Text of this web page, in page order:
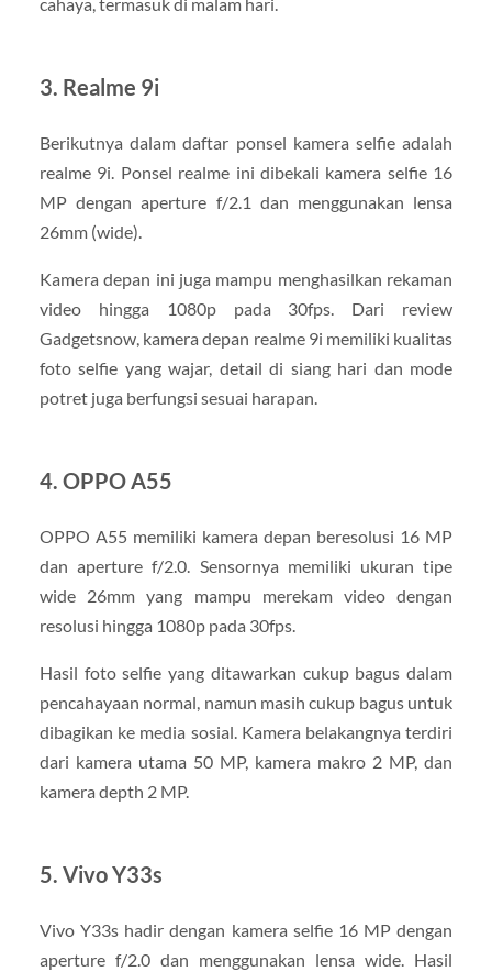
3. Realme 9i
Berikutnya dalam daftar ponsel kamera selfie adalah
realme 9i. Ponsel realme ini dibekali kamera selfie 16
MP dengan aperture f/2.1 dan menggunakan lensa
26mm (wide).
Kamera depan ini juga mampu menghasilkan rekaman
video hingga 1080p pada 30fps. Dari review
Gadgetsnow, kamera depan realme 9i memiliki kualitas
foto selfie yang wajar, detail di siang hari dan mode
potret juga berfungsi sesuai harapan.
4. OPPO A55
OPPO A55 memiliki kamera depan beresolusi 16 MP
dan aperture f/2.0. Sensornya memiliki ukuran tipe
wide 26mm yang mampu merekam video dengan
resolusi hingga 1080p pada 30fps.
Hasil foto selfie yang ditawarkan cukup bagus dalam
pencahayaan normal, namun masih cukup bagus untuk
dibagikan ke media sosial. Kamera belakangnya terdiri
dari kamera utama 50 MP, kamera makro 2 MP, dan
kamera depth 2 MP.
5. Vivo Y33s
Vivo Y33s hadir dengan kamera selfie 16 MP dengan
aperture f/2.0 dan menggunakan lensa wide. Hasil